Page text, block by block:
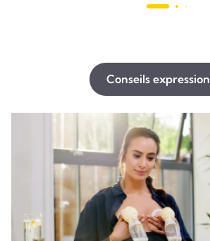
Conseils expression